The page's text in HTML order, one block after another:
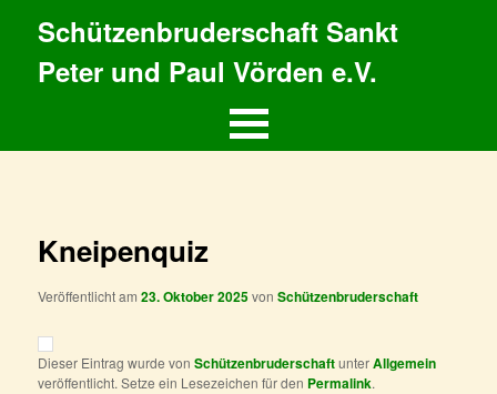
Schützenbruderschaft Sankt
Peter und Paul Vörden e.V.
springen
Kneipenquiz
Veröffentlicht am23. Oktober 2025vonSchützenbruderschaft
Dieser Eintrag wurde vonSchützenbruderschaftunterAllgemein
veröffentlicht. Setze ein Lesezeichen für den Permalink.